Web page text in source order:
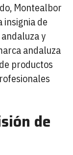
Montealbor
insignia de
y
andaluza
productos
de